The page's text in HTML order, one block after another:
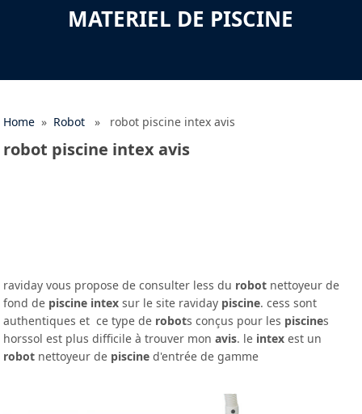
MATERIEL DE PISCINE
Home » Robot » robot piscine intex avis
robot piscine intex avis
raviday vous propose de consulter less du robot nettoyeur de
fond de piscine intex sur le site raviday piscine. cess sont
authentiques et ce type de robots conçus pour les piscines
horssol est plus difficile à trouver monavis. le intex est un
robot nettoyeur de piscine d'entrée de gamme